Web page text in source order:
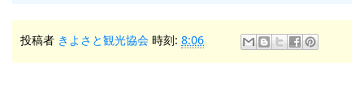
投稿者 きよさと観光協会 時刻: 8:06